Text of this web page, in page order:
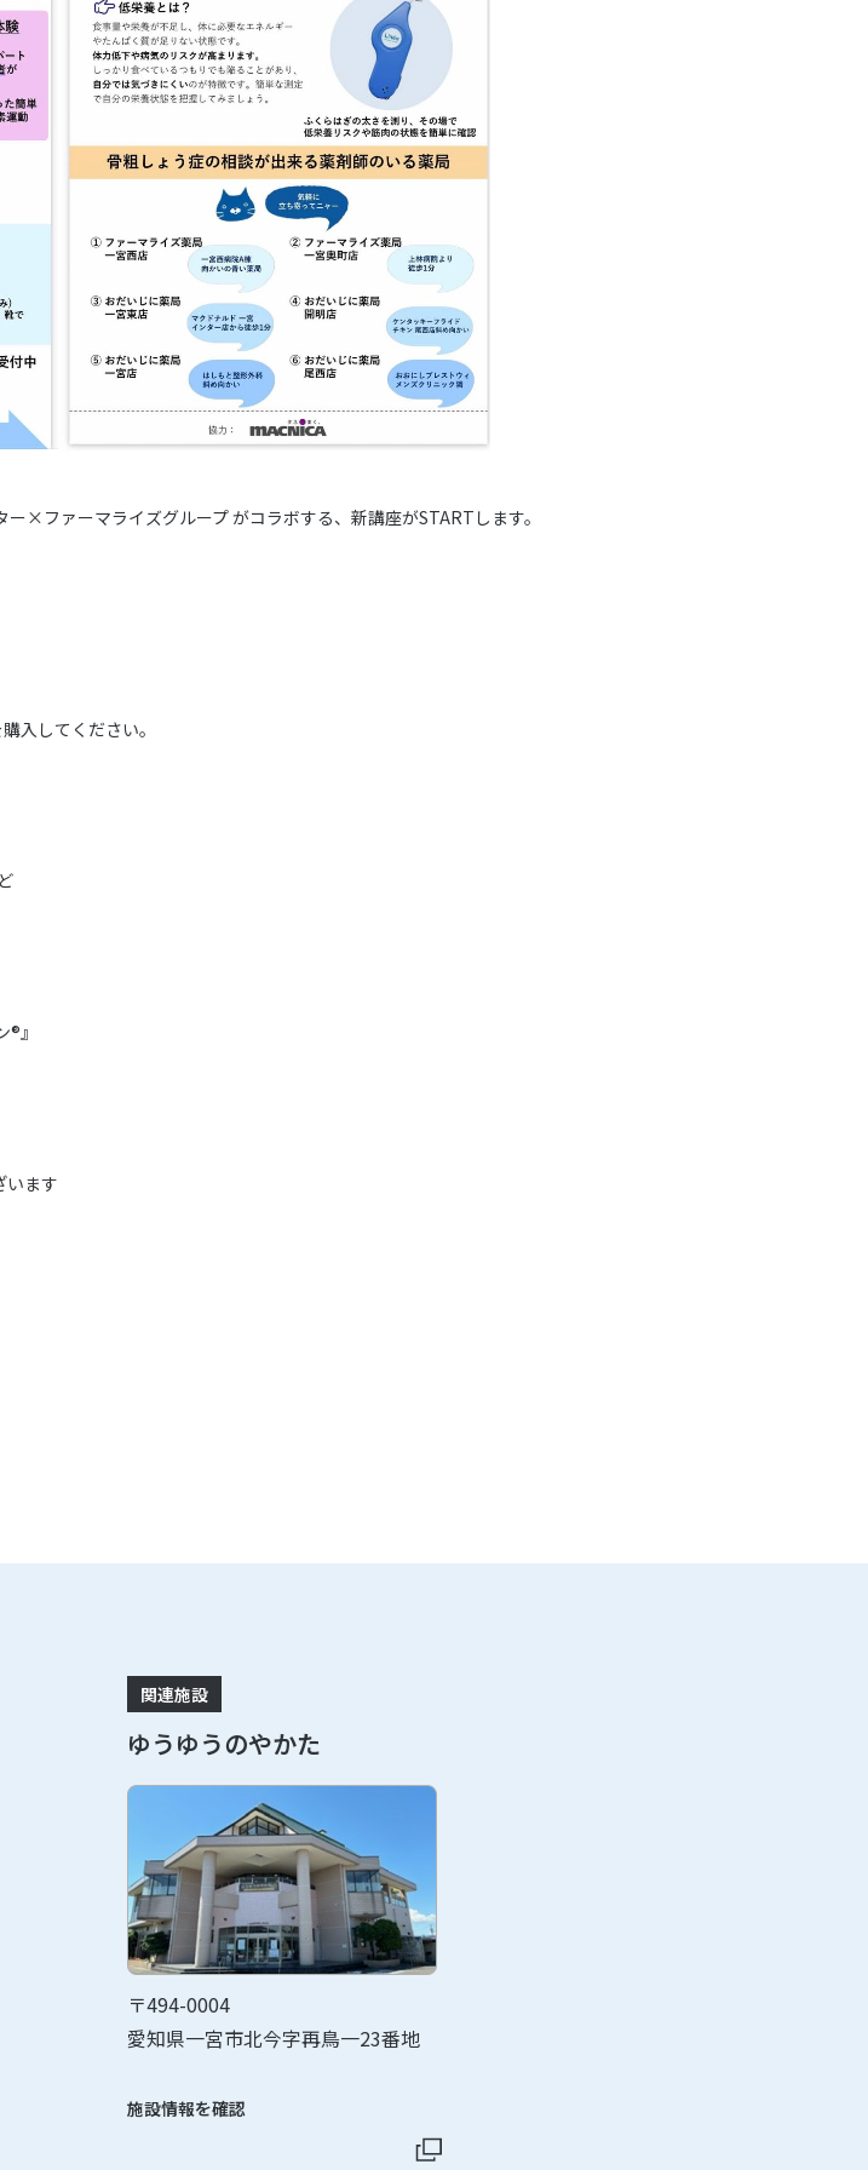
×ファーマライズグループ がコラボする、新講座がSTARTします。
入してください。
®︎』
います
関連施設
ゆうゆうのやかた
〒494-0004
愛知県一宮市北今字再鳥一23番地
施設情報を確認